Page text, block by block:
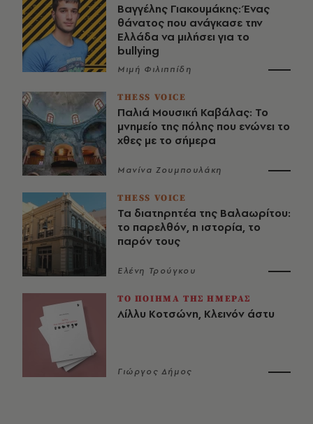
Βαγγέλης Γιακουμάκης: Ένας
θάνατος που ανάγκασε την
Ελλάδα να μιλήσει για το
bullying
Μιμή Φιλιππίδη
THESS VOICE
Παλιά Μουσική Καβάλας: Το
μνημείο της πόλης που ενώνει το
χθες με το σήμερα
Μανίνα Ζουμπουλάκη
THESS VOICE
Τα διατηρητέα της Βαλαωρίτου:
το παρελθόν, η ιστορία, το
παρόν τους
Ελένη Τρούγκου
ΤΟ ΠΟΙΗΜΑ ΤΗΣ ΗΜΕΡΑΣ
Λίλλυ Κοτσώνη, Κλεινόν άστυ
Γιώργος Δήμος